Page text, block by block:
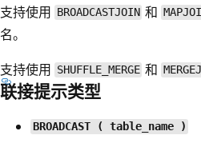
支持使用 BROADCASTJOIN 和
名。
支持使用 SHUFFLE_MERGE 和
联接提示类型
BROADCAST ( table_name )